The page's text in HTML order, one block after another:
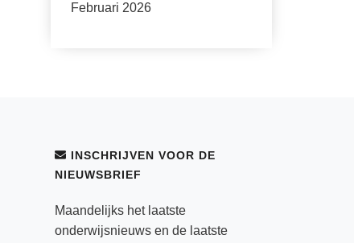
Februari 2026
INSCHRIJVEN VOOR DE
NIEUWSBRIEF
Maandelijks het laatste
onderwijsnieuws en de laatste